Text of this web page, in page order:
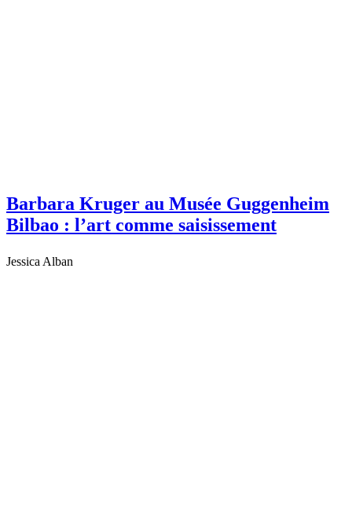
Barbara Kruger au Musée Guggenheim
Bilbao : l’art comme saisissement
Jessica Alban